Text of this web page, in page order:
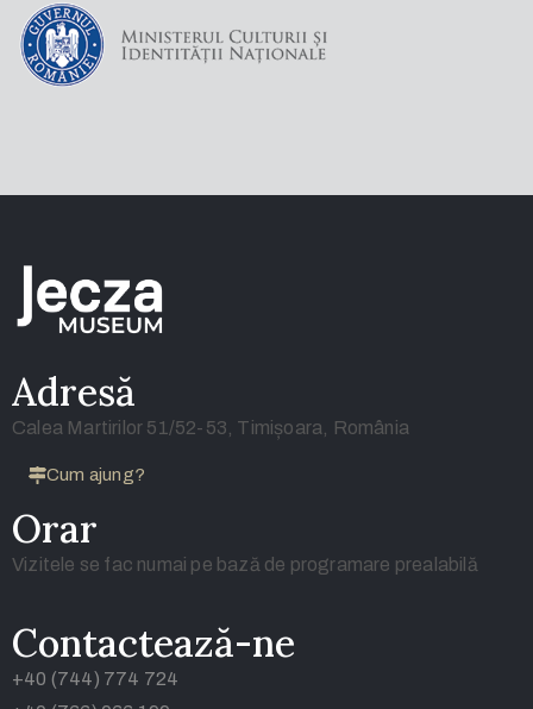
Adresă
Calea Martirilor 51/52-53, Timișoara, România
Cum ajung?
Orar
Vizitele se fac numai pe bază de programare prealabilă
Contactează-ne
+40 (744) 774 724